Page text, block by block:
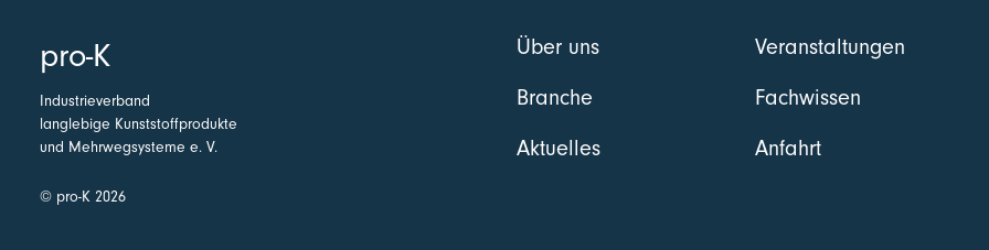
pro-K
Industrieverband
langlebige Kunststoffprodukte
und Mehrwegsysteme e. V.
© pro-K 2026
Über uns
Branche
Aktuelles
Veranstaltungen
Fachwissen
Anfahrt